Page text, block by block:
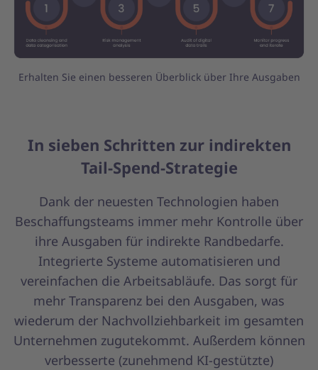
Erhalten Sie einen besseren Überblick über Ihre Ausgaben
In sieben Schritten zur indirekten
Tail-Spend-Strategie
Dank der neuesten Technologien haben
Beschaffungsteams immer mehr Kontrolle über
ihre Ausgaben für indirekte Randbedarfe.
Integrierte Systeme automatisieren und
vereinfachen die Arbeitsabläufe. Das sorgt für
mehr Transparenz bei den Ausgaben, was
wiederum der Nachvollziehbarkeit im gesamten
Unternehmen zugutekommt. Außerdem können
verbesserte (zunehmend KI-gestützte)